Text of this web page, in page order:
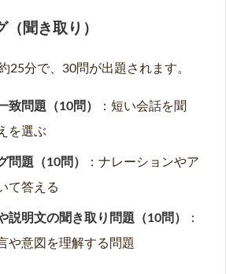
（聞き取り）
25分で、30問が出題されます。
致問題（10問）
：短い会話を聞
を選ぶ
問題（10問）
：ナレーションやア
て答える
説明文の聞き取り問題（10問）
：
や意図を理解する問題